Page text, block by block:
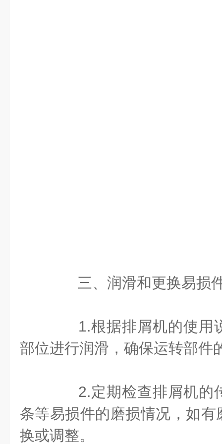
三、润滑和更换易损
1.根据排屑机的使用
部位进行润滑，确保运转部件
2.定期检查排屑机的
条等易损件的磨损情况，如
换或调整。